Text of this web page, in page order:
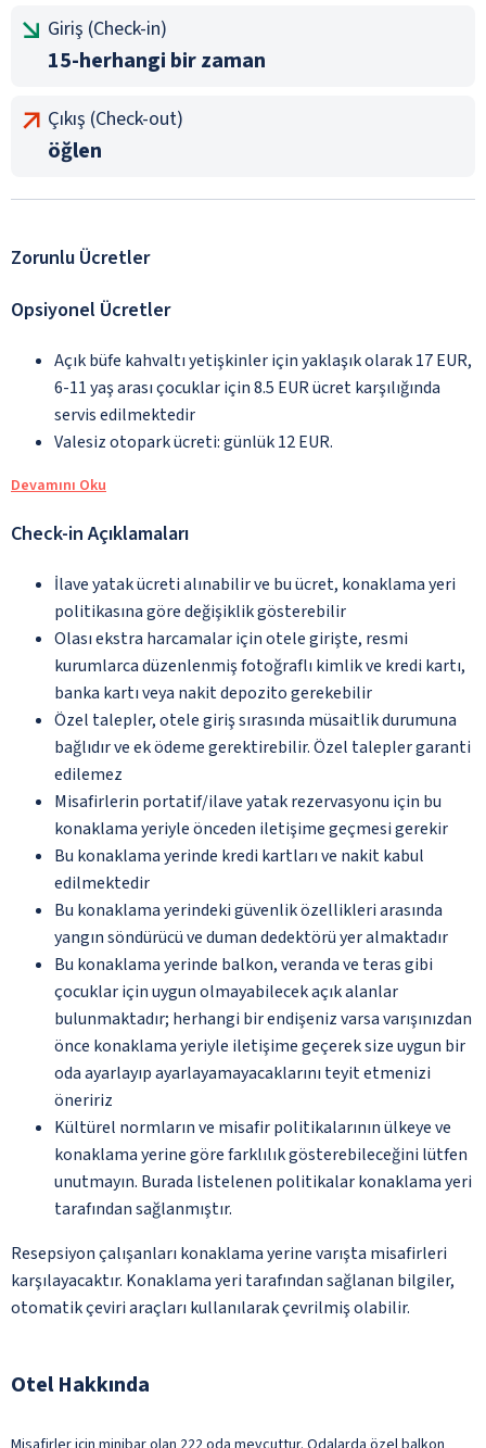
Giriş (Check-in)
15-herhangi bir zaman
Çıkış (Check-out)
öğlen
Zorunlu Ücretler
Opsiyonel Ücretler
Açık büfe kahvaltı yetişkinler için yaklaşık olarak 17 EUR,
6-11 yaş arası çocuklar için 8.5 EUR ücret karşılığında
servis edilmektedir
Valesiz otopark ücreti: günlük 12 EUR.
Devamını Oku
Check-in Açıklamaları
İlave yatak ücreti alınabilir ve bu ücret, konaklama yeri
politikasına göre değişiklik gösterebilir
Olası ekstra harcamalar için otele girişte, resmi
kurumlarca düzenlenmiş fotoğraflı kimlik ve kredi kartı,
banka kartı veya nakit depozito gerekebilir
Özel talepler, otele giriş sırasında müsaitlik durumuna
bağlıdır ve ek ödeme gerektirebilir. Özel talepler garanti
edilemez
Misafirlerin portatif/ilave yatak rezervasyonu için bu
konaklama yeriyle önceden iletişime geçmesi gerekir
Bu konaklama yerinde kredi kartları ve nakit kabul
edilmektedir
Bu konaklama yerindeki güvenlik özellikleri arasında
yangın söndürücü ve duman dedektörü yer almaktadır
Bu konaklama yerinde balkon, veranda ve teras gibi
çocuklar için uygun olmayabilecek açık alanlar
bulunmaktadır; herhangi bir endişeniz varsa varışınızdan
önce konaklama yeriyle iletişime geçerek size uygun bir
oda ayarlayıp ayarlayamayacaklarını teyit etmenizi
öneririz
Kültürel normların ve misafir politikalarının ülkeye ve
konaklama yerine göre farklılık gösterebileceğini lütfen
unutmayın. Burada listelenen politikalar konaklama yeri
tarafından sağlanmıştır.
Resepsiyon çalışanları konaklama yerine varışta misafirleri
karşılayacaktır. Konaklama yeri tarafından sağlanan bilgiler,
otomatik çeviri araçları kullanılarak çevrilmiş olabilir.
Otel Hakkında